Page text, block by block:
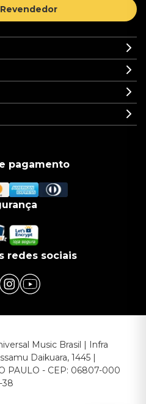
pagamento
redes sociais
Music Brasil | Infra
Daikuara, 1445 |
PAULO - CEP: 06807-000
38